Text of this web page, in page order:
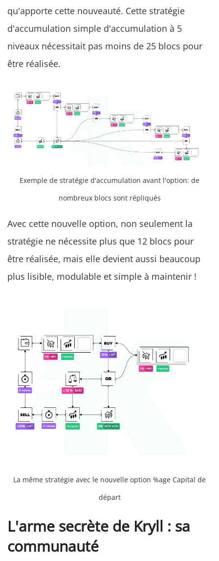
qu'apporte cette nouveauté. Cette stratégie
d'accumulation simple d'accumulation à 5
niveaux nécessitait pas moins de 25 blocs pour
être réalisée.
Exemple de stratégie d'accumulation avant l'option: de
nombreux blocs sont répliqués
Avec cette nouvelle option, non seulement la
stratégie ne nécessite plus que 12 blocs pour
être réalisée, mais elle devient aussi beaucoup
plus lisible, modulable et simple à maintenir !
La même stratégie avec le nouvelle option %age Capital de
départ
L'arme secrète de Kryll : sa
communauté